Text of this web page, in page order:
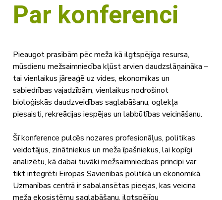
Par konferenci
Pieaugot prasībām pēc meža kā ilgtspējīga resursa,
mūsdienu mežsaimniecība kļūst arvien daudzslāņaināka –
tai vienlaikus jāreaģē uz vides, ekonomikas un
sabiedrības vajadzībām, vienlaikus nodrošinot
bioloģiskās daudzveidības saglabāšanu, oglekļa
piesaisti, rekreācijas iespējas un labbūtības veicināšanu.
Šī konference pulcēs nozares profesionāļus, politikas
veidotājus, zinātniekus un meža īpašniekus, lai kopīgi
analizētu, kā dabai tuvāki mežsaimniecības principi var
tikt integrēti Eiropas Savienības politikā un ekonomikā.
Uzmanības centrā ir sabalansētas pieejas, kas veicina
meža ekosistēmu saglabāšanu, ilgtspējīgu